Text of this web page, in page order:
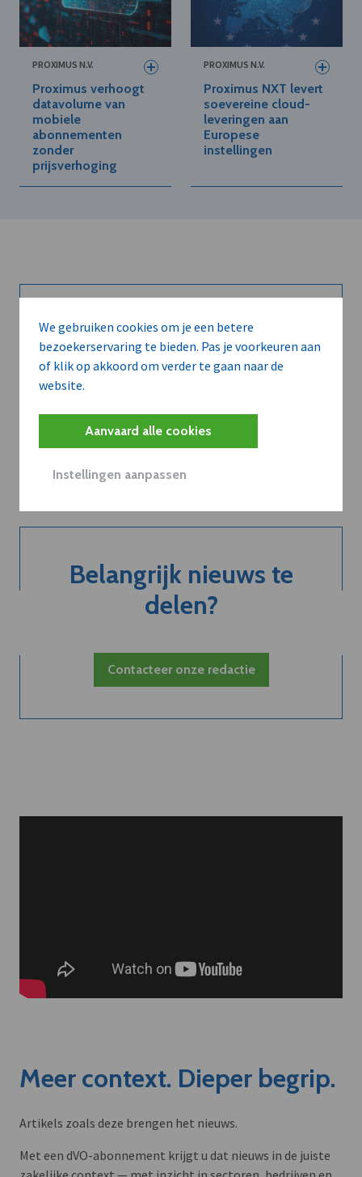
We gebruiken cookies om je een betere
bezoekerservaring te bieden. Pas je voorkeuren aan
of klik op akkoord om verder te gaan naar de
website.
Aanvaard alle cookies
Instellingen aanpassen
PROXIMUS N.V.
Proximus verhoogt
datavolume van
mobiele
abonnementen
zonder
prijsverhoging
PROXIMUS N.V.
Proximus NXT levert
soevereine cloud-
leveringen aan
Europese
instellingen
Kort de voordelen
van een
Belangrijk nieuws te
delen?
Contacteer onze redactie
Meer context. Dieper begrip.
Artikels zoals deze brengen het nieuws.
Met een dVO-abonnement krijgt u dat nieuws in de juiste